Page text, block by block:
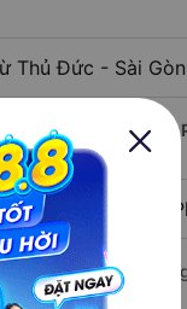
Thủ Đức - Sài
lúc 2:00 , do nhà xe
Phú Riềng - Bình
cuối cùng trong